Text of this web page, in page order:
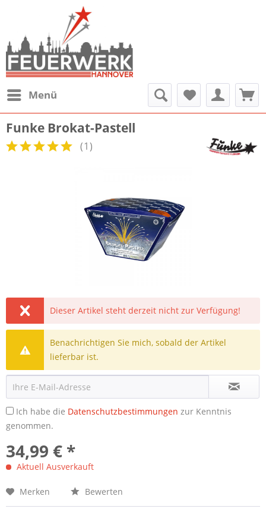
Menü
Funke Brokat-Pastell
(1)
Dieser Artikel steht derzeit nicht zur Verfügung!
Benachrichtigen Sie mich, sobald der Artikel
lieferbar ist.
Ich habe die Datenschutzbestimmungen zur Kenntnis
genommen.
34,99 € *
Aktuell Ausverkauft
Merken Bewerten